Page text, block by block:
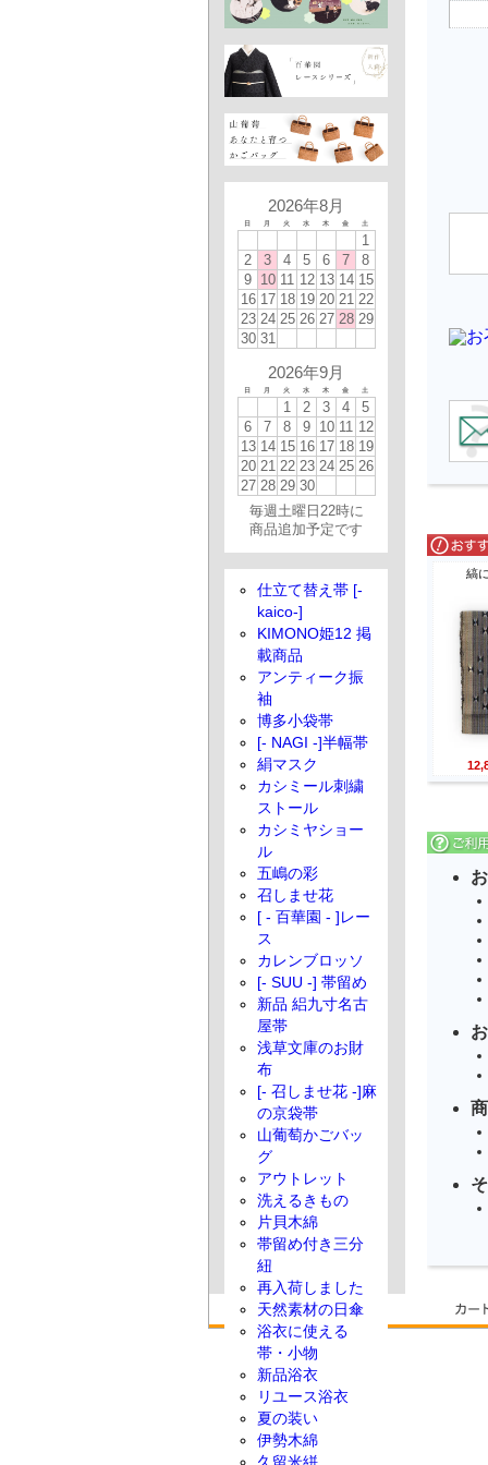
縞
2026年8月
日 月 火 水 木 金 土
1
2
3 4 5 6 7
8
9 10 11 12 13 14 15
16 17 18 19 20 21 22
23 24 25 26 27 28 29
30 31
2026年9月
日 月 火 水 木 金 土
1 2 3 4
5
6
7 8 9 10 11 12
13 14 15 16 17 18 19
20 21 22 23 24 25 26
27 28 29 30
毎週土曜日22時に
商品追加予定です
仕立て替え帯 [-
kaico-]
KIMONO姫12 掲
載商品
アンティーク振
袖
博多小袋帯
[- NAGI -]半幅帯
絹マスク
カシミール刺繍
ストール
カシミヤショー
ル
五嶋の彩
召しませ花
[ - 百華園 - ]レー
ス
カレンブロッソ
[- SUU -] 帯留め
新品 絽九寸名古
屋帯
浅草文庫のお財
布
[- 召しませ花 -]麻
の京袋帯
山葡萄かごバッ
グ
アウトレット
洗えるきもの
片貝木綿
帯留め付き三分
紐
再入荷しました
天然素材の日傘
浴衣に使える
帯・小物
新品浴衣
リユース浴衣
夏の装い
伊勢木綿